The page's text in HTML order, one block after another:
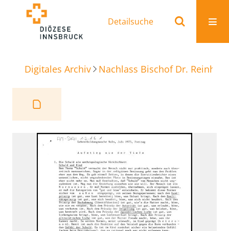
Detailsuche
Digitales Archiv Nachlass Bischof Dr.